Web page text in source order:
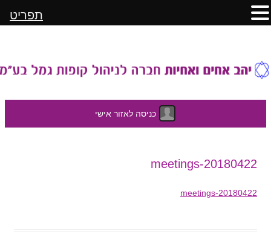
כניסה לאזור אישי
20180422-meetings
20180422-meetings
תפריט